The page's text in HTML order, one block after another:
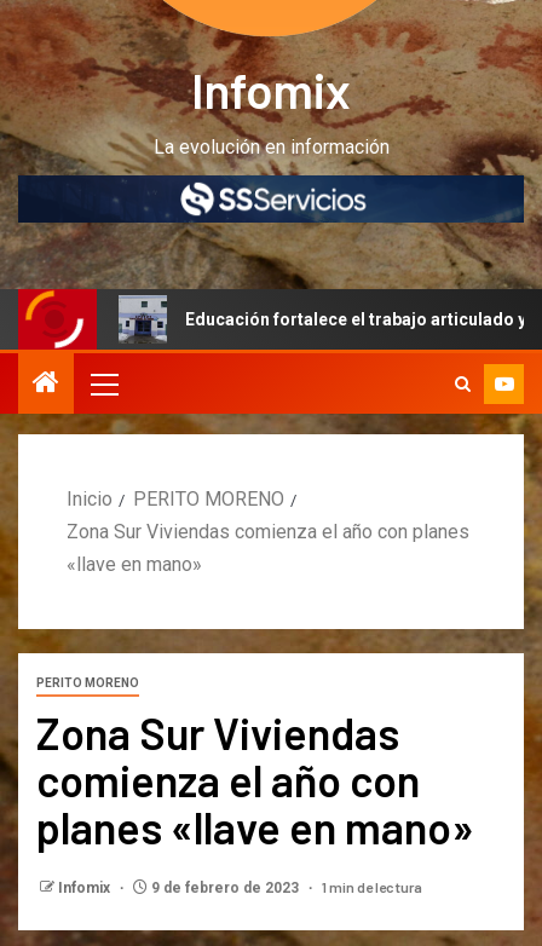
Infomix
La evolución en información
Educación fortalece el trabajo articulado y la
Inicio
PERITO MORENO
Zona Sur Viviendas comienza el año con planes
«llave en mano»
PERITO MORENO
Zona Sur Viviendas
comienza el año con
planes «llave en mano»
Infomix 9 de febrero de 2023 1 min de lectura